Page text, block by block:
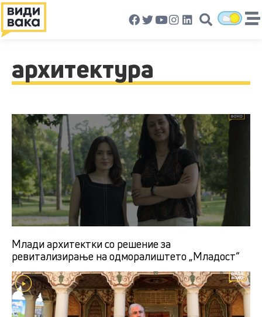
архитектура
Млади архитектки со решение за
ревитализирање на одморалиштето „Младост“